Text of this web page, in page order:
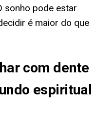
sonho pode estar
é maior do que
com dente
espiritual